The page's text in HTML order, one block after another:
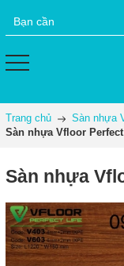
Trang chủ
Sàn nhựa
Sàn nhựa Vfloor
Sàn nhựa